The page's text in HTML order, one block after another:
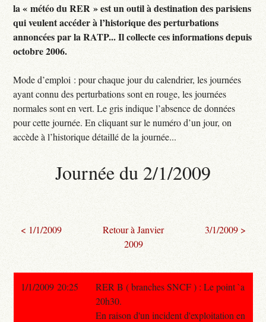
la « météo du RER » est un outil à destination des parisiens
qui veulent accéder à l’historique des perturbations
annoncées par la RATP... Il collecte ces informations depuis
octobre 2006.
Mode d’emploi : pour chaque jour du calendrier, les journées
ayant connu des perturbations sont en rouge, les journées
normales sont en vert. Le gris indique l’absence de données
pour cette journée. En cliquant sur le numéro d’un jour, on
accède à l’historique détaillé de la journée...
Journée du 2/1/2009
< 1/1/2009
Retour à Janvier
2009
3/1/2009 >
1/1/2009 20:25
RER B ( branches SNCF ) : Le point `a
20h30.
En raison d'un incident d'exploitation en